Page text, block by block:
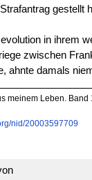
gestellt
in ihrem
zwischen
ahnte damals
meinem Leben. Band
nid/20003597709